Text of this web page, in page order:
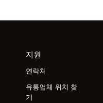
지원
연락처
유통업체 위치 찾
기